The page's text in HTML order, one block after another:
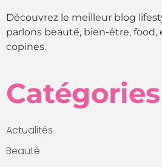
Découvrez le meilleur blog
parlons beauté, bien-être,
copines.
Catégories
Actualités
Beauté